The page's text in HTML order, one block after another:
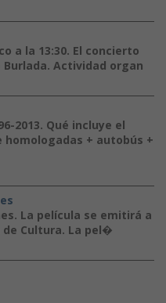
a la 13:30. El concierto
Actividad organ
2013. Qué incluye el
homologadas + autobús +
La película se emitirá a
de Cultura. La pel�